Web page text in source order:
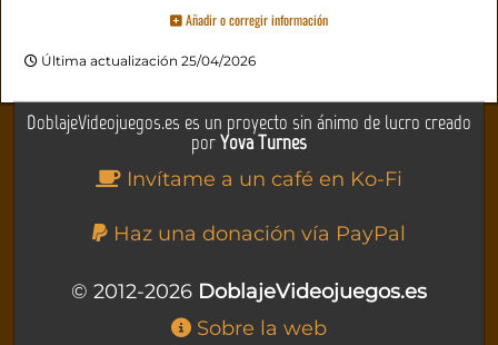
Añadir o corregir información
Última actualización 25/04/2026
DoblajeVideojuegos.es es un proyecto sin ánimo de lucro creado
porYova Turnes
Invítame a un café en Ko-Fi
Haz una donación vía PayPal
© 2012-2026 DoblajeVideojuegos.es
Sobre la web